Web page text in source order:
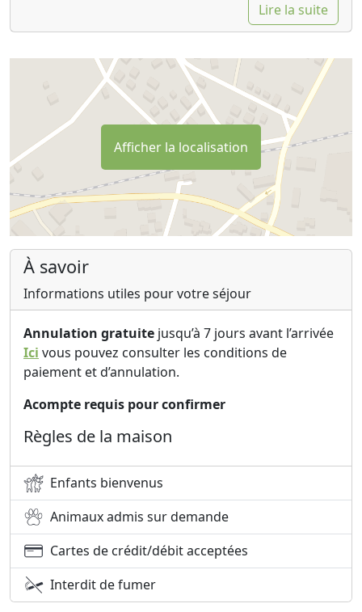
Lire la suite
Afficher la localisation
À savoir
Informations utiles pour votre séjour
Annulation gratuite jusqu’à 7 jours avant l’arrivée
Ici vous pouvez consulter les conditions de
paiement et d’annulation.
Acompte requis pour confirmer
Règles de la maison
Enfants bienvenus
Animaux admis sur demande
Cartes de crédit/débit acceptées
Interdit de fumer